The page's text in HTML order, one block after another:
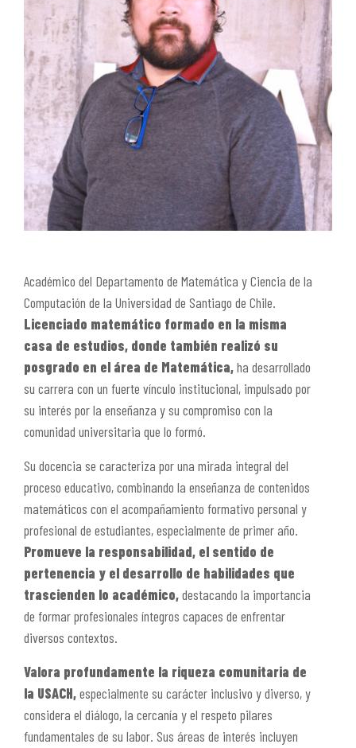
Académico del Departamento de Matemática y Ciencia de la
Computación de la Universidad de Santiago de Chile.
Licenciado matemático formado en la misma
casa de estudios, donde también realizó su
posgrado en el área de Matemática,ha desarrollado
su carrera con un fuerte vínculo institucional, impulsado por
su interés por la enseñanza y su compromiso con la
comunidad universitaria que lo formó.
Su docencia se caracteriza por una mirada integral del
proceso educativo, combinando la enseñanza de contenidos
matemáticos con el acompañamiento formativo personal y
profesional de estudiantes, especialmente de primer año.
Promueve la responsabilidad, el sentido de
pertenencia y el desarrollo de habilidades que
trascienden lo académico,destacando la importancia
de formar profesionales íntegros capaces de enfrentar
diversos contextos.
Valora profundamente la riqueza comunitaria de
la USACH,especialmente su carácter inclusivo y diverso, y
considera el diálogo, la cercanía y el respeto pilares
fundamentales de su labor. Sus áreas de interés incluyen